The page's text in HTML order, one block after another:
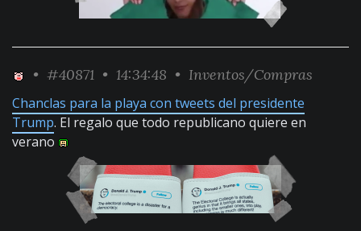
• #40871 • 14:34:48 • Inventos/Compras
Chanclas para la playa con tweets del presidente
Trump. El regalo que todo republicano quiere en
verano